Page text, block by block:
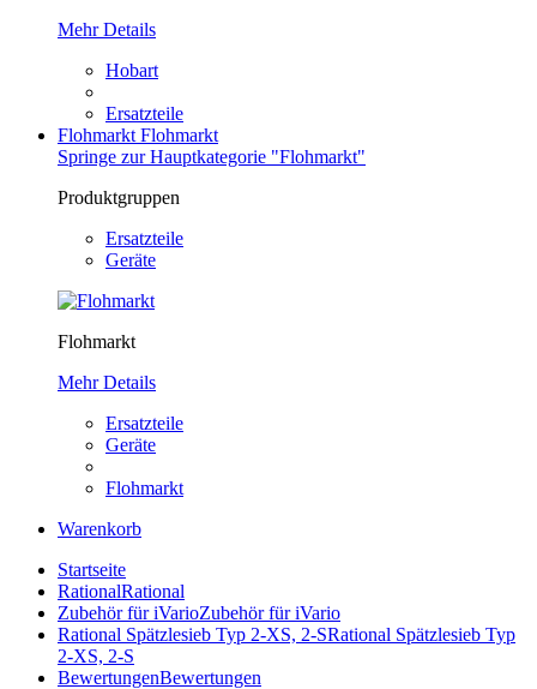
Mehr Details
Hobart
Ersatzteile
Flohmarkt Flohmarkt
Springe zur Hauptkategorie "Flohmarkt"
Produktgruppen
Ersatzteile
Geräte
Flohmarkt
Mehr Details
Ersatzteile
Geräte
Flohmarkt
Warenkorb
Startseite
RationalRational
Zubehör für iVarioZubehör für iVario
Rational Spätzlesieb Typ 2-XS, 2-SRational Spätzlesieb Typ
2-XS, 2-S
BewertungenBewertungen